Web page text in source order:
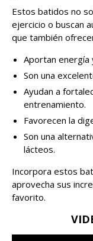
Estos batidos no
ejercicio o buscan
que también
Aportan energía
Son una
Ayudan a
entrenamiento.
Favorecen la
Son una
lácteos.
Incorpora estos
aprovecha sus
favorito.